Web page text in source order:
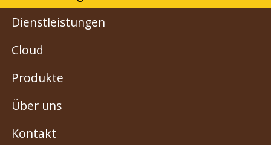
Dienstleistungen
Cloud
Produkte
Über uns
Kontakt